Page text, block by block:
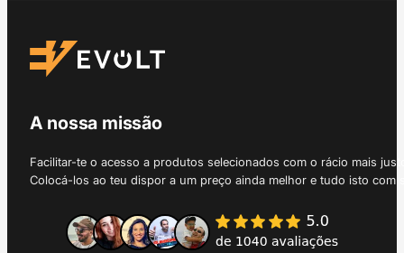
A nossa missão
Facilitar-te o acesso a produtos selecionados com o rácio mais
Colocá-los ao teu dispor a um preço ainda melhor e tudo isto